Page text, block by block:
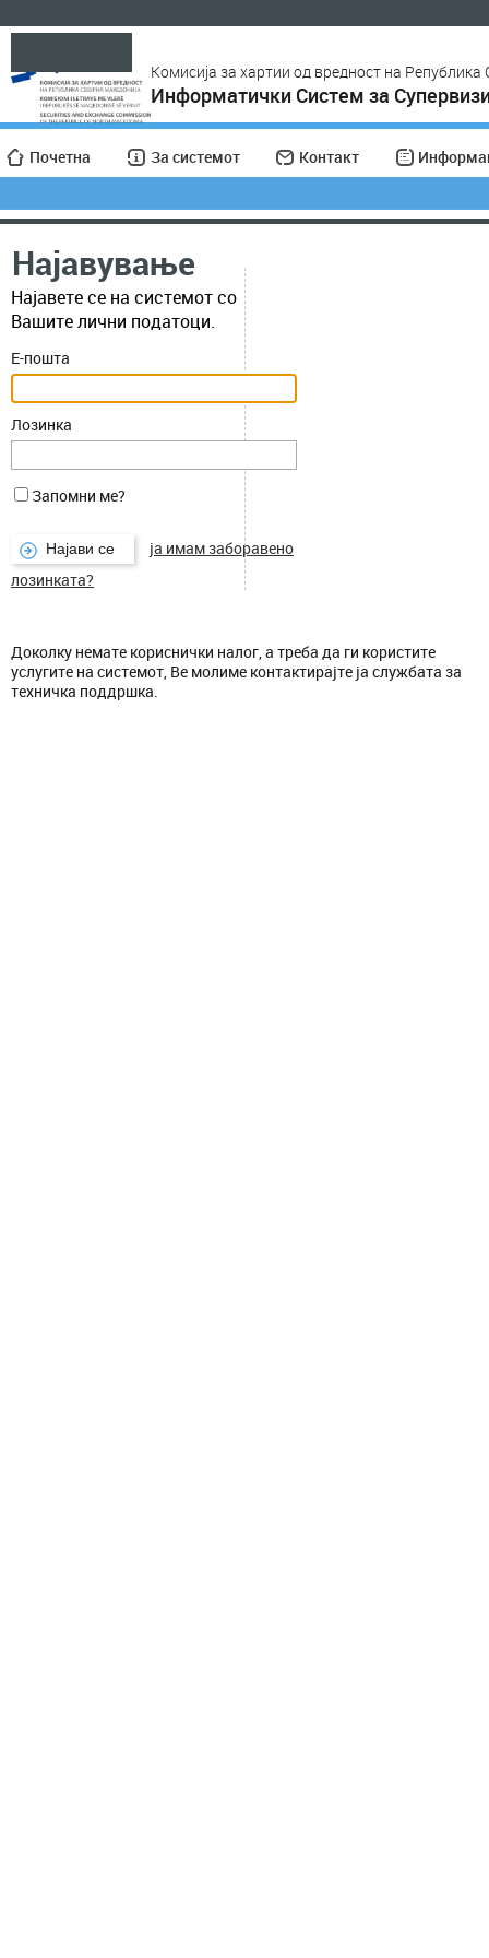
Комисија за хартии од вредност на
Информатички Систем за
Почетна За системот Контакт
Најавување
Најавете се на системот со
Вашите лични податоци.
Е-пошта
Лозинка
Запомни ме?
ја имам заборавено
лозинката?
Доколку немате кориснички налог, а треба да ги користите
услугите на системот, Ве молиме контактирајте ја службата за
техничка поддршка.